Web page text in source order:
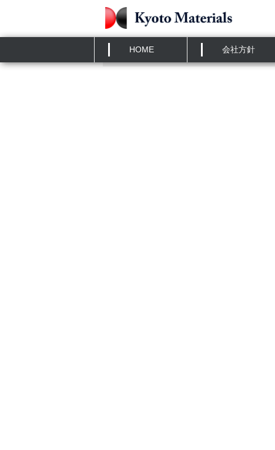
HOME 会社方針
HOME » 発表
日本材料学会腐食防食部門委員
おいて「反応性塗料による鉄さ